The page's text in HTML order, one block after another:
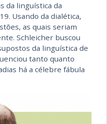
da linguística da
Usando da dialética,
as quais seriam
Schleicher buscou
da linguística de
tanto quanto
há a célebre fábula